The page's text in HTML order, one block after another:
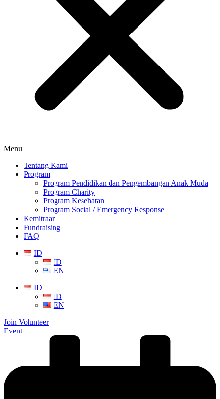
Menu
Tentang Kami
Program
Program Pendidikan dan Pengembangan Anak Muda
Program Charity
Program Kesehatan
Program Social / Emergency Response
Kemitraan
Fundraising
FAQ
ID
ID
EN
ID
ID
EN
Join Volunteer
Event